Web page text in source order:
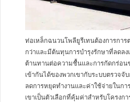
ท่อเหล็กฉนวนโพลียูรีเทนต้องการกา
กว่าและมีต้นทุนการบำรุงรักษาที่ลดลง
ต้านทานต่อความชื้นและการกัดกร่อน
เข้ากันได้ของพวกเขากับระบบตรวจจั
ลดการหยุดทำงานและค่าใช้จ่ายในก
เขาเป็นตัวเลือกที่คุ้มค่าสำหรับโครงก